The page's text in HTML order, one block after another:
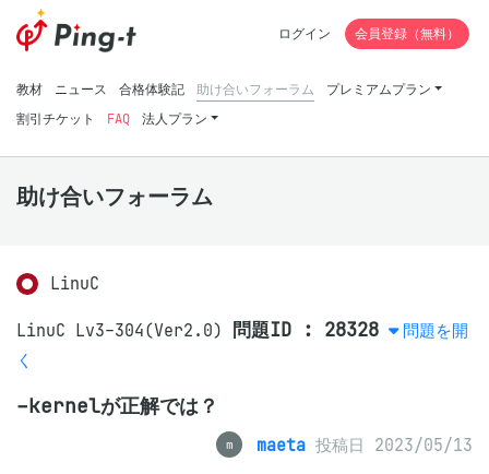
教材 ニュース 合格体験記 助け合いフォーラム
プレミアムプラン
割引チケット
FAQ 法人プラン
ログイン 会員登録（無料）
助け合いフォーラム
LinuC
LinuC Lv3-304(Ver2.0) 問題ID : 28328
問題を開
く
-kernelが正解では？
m maeta 投稿日 2023/05/13